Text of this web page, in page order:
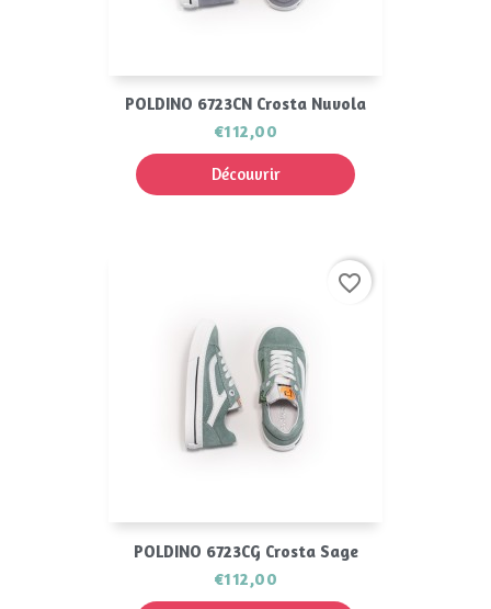
POLDINO 6723CN Crosta Nuvola
€112,00
Découvrir
POLDINO 6723CG Crosta Sage
€112,00
favorite_border